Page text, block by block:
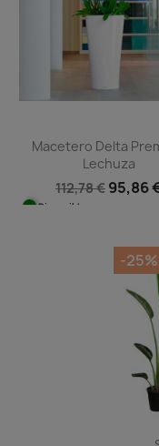
Macetero Delta
Lechuza
112,78 € 95,86
Disponible
-25%